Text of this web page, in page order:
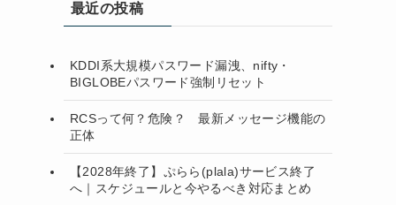
最近の投稿
KDDI系大規模パスワード漏洩、nifty・
BIGLOBEパスワード強制リセット
RCSって何？危険？ 最新メッセージ機能の
正体
【2028年終了】ぷらら(plala)サービス終了
へ｜スケジュールと今やるべき対応まとめ